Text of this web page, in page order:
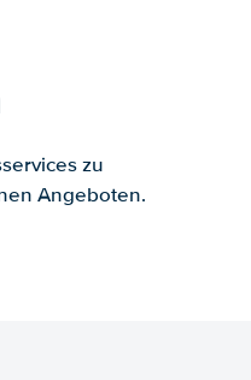
zu
Angeboten.